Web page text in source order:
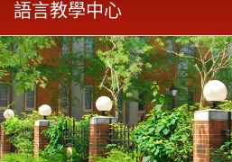
語言教學中心